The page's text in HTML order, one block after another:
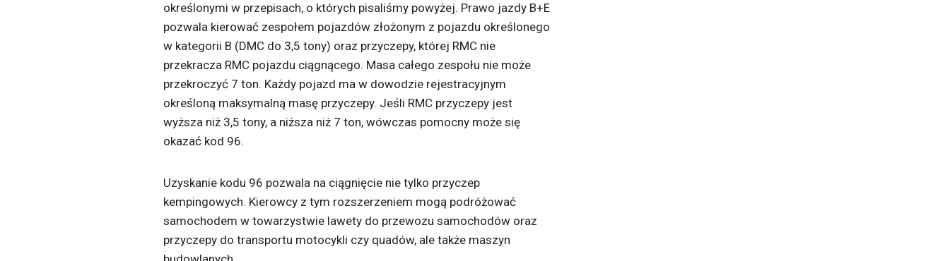
określonymi w przepisach, o których pisaliśmy powyżej. Prawo jazdy B+E
pozwala kierować zespołem pojazdów złożonym z pojazdu określonego
w kategorii B (DMC do 3,5 tony) oraz przyczepy, której RMC nie
przekracza RMC pojazdu ciągnącego. Masa całego zespołu nie może
przekroczyć 7 ton. Każdy pojazd ma w dowodzie rejestracyjnym
określoną maksymalną masę przyczepy. Jeśli RMC przyczepy jest
wyższa niż 3,5 tony, a niższa niż 7 ton, wówczas pomocny może się
okazać kod 96.
Uzyskanie kodu 96 pozwala na ciągnięcie nie tylko przyczep
kempingowych. Kierowcy z tym rozszerzeniem mogą podróżować
samochodem w towarzystwie lawety do przewozu samochodów oraz
przyczepy do transportu motocykli czy quadów, ale także maszyn